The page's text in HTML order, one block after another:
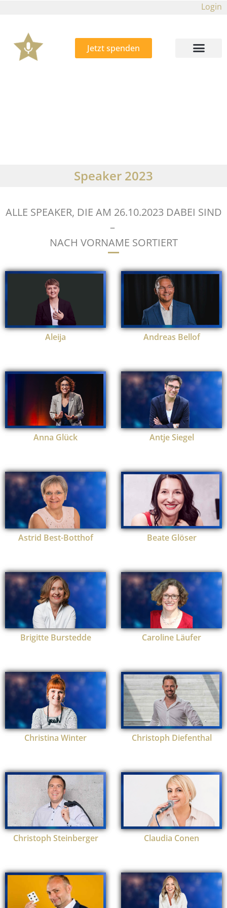
Login
Jetzt spenden
Speaker 2023
ALLE SPEAKER, DIE AM 26.10.2023 DABEI SIND
–
NACH VORNAME SORTIERT
Aleija Andreas Bellof
Anna Glück Antje Siegel
Astrid Best-Botthof Beate Glöser
Brigitte Burstedde Caroline Läufer
Christina Winter Christoph Diefenthal
Christoph Steinberger Claudia Conen